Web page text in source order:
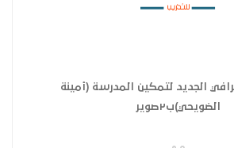
الجديد لتمكين المدرسة (أمينة
الضويحي)ب٢صوير